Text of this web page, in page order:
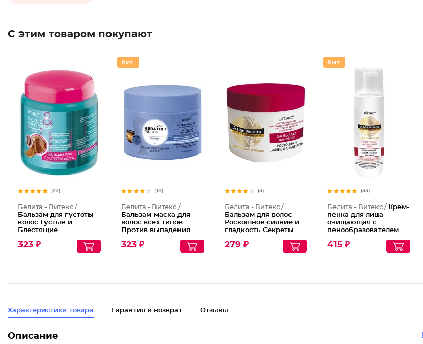
С этим товаром покупают
(22)
Белита - Витекс /
Бальзам для густоты
волос Густые и
Блестящие
323 ₽
(10)
Белита - Витекс /
Бальзам-маска для
волос всех типов
Против выпадения
323 ₽
(3)
Белита - Витекс /
Бальзам для волос
Роскошное сияние и
гладкость Секреты
279 ₽
(33)
Белита - Витекс / Крем-
пенка для лица
очищающая с
пенообразователем
415 ₽
Характеристики товара Гарантия и возврат Отзывы
Описание